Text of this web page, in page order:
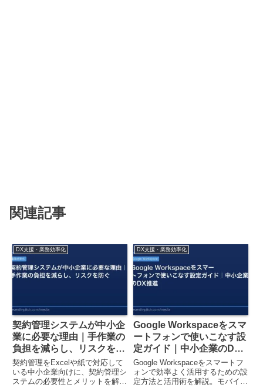
関連記事
DX支援・業務効率化
契約管理システムが中小企
業に必要な理由｜手作業の
負担を減らし、リスクを防
ぐ
契約管理をExcelや紙で対応して
いる中小企業向けに、契約管理シ
ステムの必要性とメリットを解
DX支援・業務効率化
Google Workspaceをスマ
ートフォンで使いこなす設
定ガイド｜中小企業のDX
推進
Google Workspaceをスマートフ
ォンで効率よく活用するための設
定方法と活用術を解説。モバイル